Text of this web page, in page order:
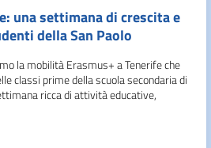
una settimana di crescita e
della San Paolo
la mobilità Erasmus+ a Tenerife che
classi prime della scuola secondaria di
ricca di attività educative,